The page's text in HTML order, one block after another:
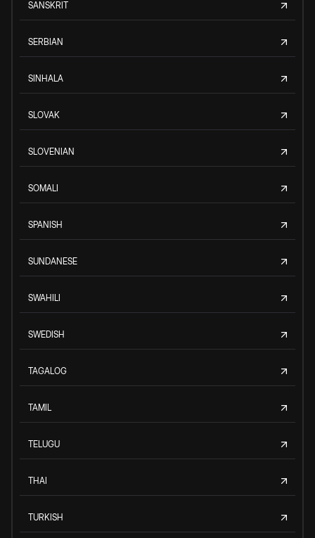
SANSKRIT
SERBIAN
SINHALA
SLOVAK
SLOVENIAN
SOMALI
SPANISH
SUNDANESE
SWAHILI
SWEDISH
TAGALOG
TAMIL
TELUGU
THAI
TURKISH